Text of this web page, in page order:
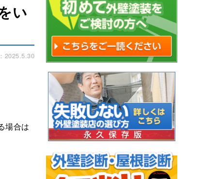
い
2025.5.30
場合は